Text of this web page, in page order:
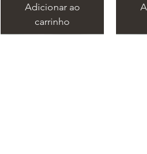
Adicionar ao
carrinho